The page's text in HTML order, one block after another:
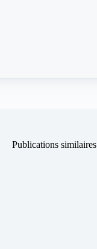
Publications similaires